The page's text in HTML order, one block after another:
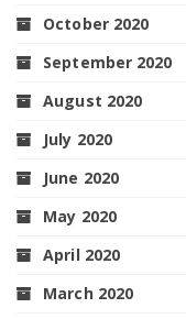
October 2020
September 2020
August 2020
July 2020
June 2020
May 2020
April 2020
March 2020